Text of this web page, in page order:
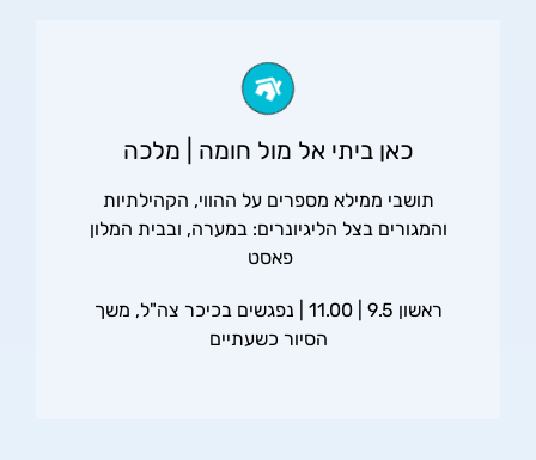
כאן ביתי אל מול חומה | מלכה
תושבי ממילא מספרים על ההווי, הקהילתיות
והמגורים בצל הליגיונרים: במערה, ובבית המלון
פאסט
ראשון 9.5 | 11.00 | נפגשים בכיכר צה"ל, משך
הסיור כשעתיים